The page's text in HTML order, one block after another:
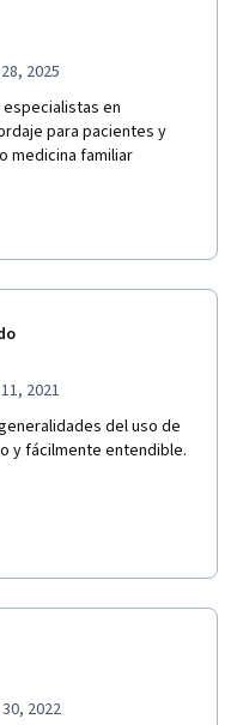
2025
en
para pacientes y
medicina familiar
2021
del uso de
y fácilmente entendible.
2022